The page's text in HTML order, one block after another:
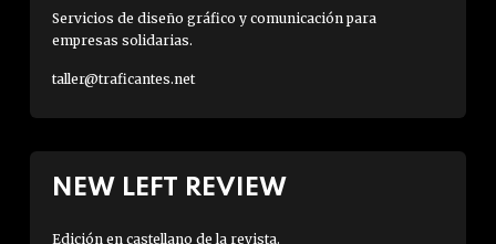
Servicios de diseño gráfico y comunicación para
empresas solidarias.
taller@traficantes.net
NEW LEFT REVIEW
Edición en castellano de la revista.